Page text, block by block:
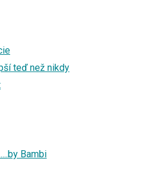
teď než nikdy
Bambi